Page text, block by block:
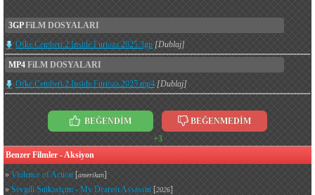
3GPFiLM DOSYALARI
Ofke.Cemberi.2.Inside.Furioza.2025.3gp [Dublaj]
MP4 FiLM DOSYALARI
Ofke.Cemberi.2.Inside.Furioza.2025.mp4 [Dublaj]
BEĞENDİM
BEĞENMEDİM
+3
Benzer Filmler - Aksiyon
» Violence of Action [amerikan]
» Sevgili Suikastçım - My Dearest Assassin [2026]